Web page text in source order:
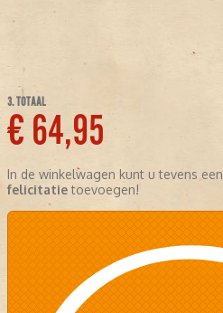
3. TOTAAL
€ 64,95
In de winkelwagen kunt u tevens een
felicitatietoevoegen!